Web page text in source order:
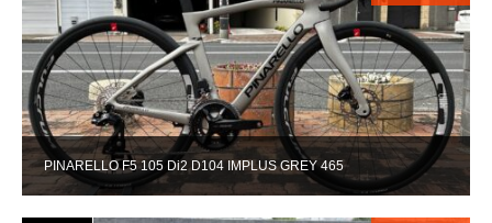
PINARELLO F5 105 Di2 D104 IMPLUS GREY 465